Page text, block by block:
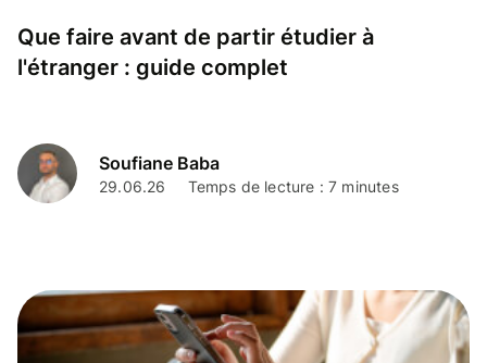
Que faire avant de partir étudier à
l'étranger : guide complet
Soufiane Baba
29.06.26 Temps de lecture : 7 minutes